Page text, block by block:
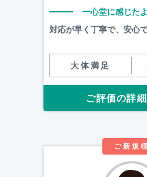
一心堂に感じた
対応が早く丁寧で、安心で
大体満足
ご評価の詳
ご新規様